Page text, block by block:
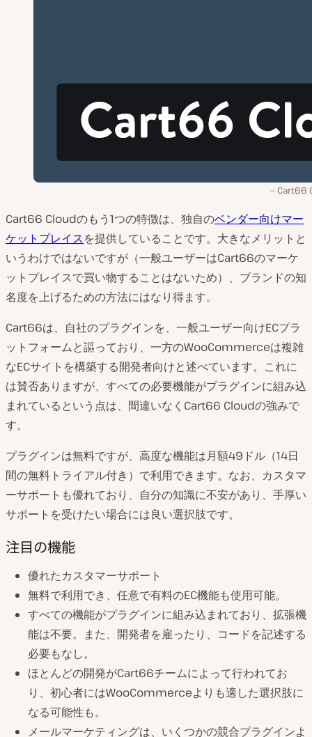
Cart66
Cart66 Cloudのもう1つの特徴は、独自のベンダー向けマー
ケットプレイスを提供していることです。大きなメリットと
いうわけではないですが（一般ユーザーはCart66のマーケ
ットプレイスで買い物することはないため）、ブランドの知
名度を上げるための方法にはなり得ます。
Cart66は、自社のプラグインを、一般ユーザー向けECプラ
ットフォームと謳っており、一方のWooCommerceは複雑
なECサイトを構築する開発者向けと述べています。これに
は賛否ありますが、すべての必要機能がプラグインに組み込
まれているという点は、間違いなくCart66 Cloudの強みで
す。
プラグインは無料ですが、高度な機能は月額49ドル（14日
間の無料トライアル付き）で利用できます。なお、カスタマ
ーサポートも優れており、自分の知識に不安があり、手厚い
サポートを受けたい場合には良い選択肢です。
注目の機能
優れたカスタマーサポート
無料で利用でき、任意で有料のEC機能も使用可能。
すべての機能がプラグインに組み込まれており、拡張機
能は不要。また、開発者を雇ったり、コードを記述する
必要もなし。
ほとんどの開発がCart66チームによって行われてお
り、初心者にはWooCommerceよりも適した選択肢に
なる可能性も。
メールマーケティングは、いくつかの競合プラグインよ